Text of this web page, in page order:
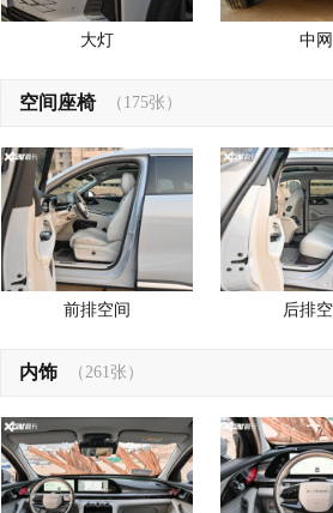
大灯 中网
空间座椅 （175张）
前排空间 后排
内饰 （261张）